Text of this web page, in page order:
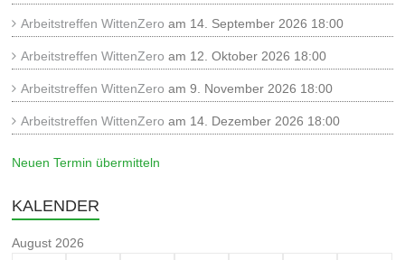
Arbeitstreffen WittenZero am 14. September 2026 18:00
Arbeitstreffen WittenZero am 12. Oktober 2026 18:00
Arbeitstreffen WittenZero am 9. November 2026 18:00
Arbeitstreffen WittenZero am 14. Dezember 2026 18:00
Neuen Termin übermitteln
KALENDER
August 2026